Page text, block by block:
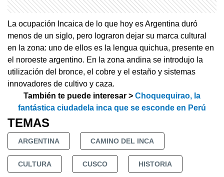
La ocupación Incaica de lo que hoy es Argentina duró
menos de un siglo, pero lograron dejar su marca cultural
en la zona: uno de ellos es la lengua quichua, presente en
el noroeste argentino. En la zona andina se introdujo la
utilización del bronce, el cobre y el estaño y sistemas
innovadores de cultivo y caza.
También te puede interesar > Choquequirao, la
fantástica ciudadela inca que se esconde en Perú
TEMAS
ARGENTINA CAMINO DEL INCA
CULTURA CUSCO HISTORIA